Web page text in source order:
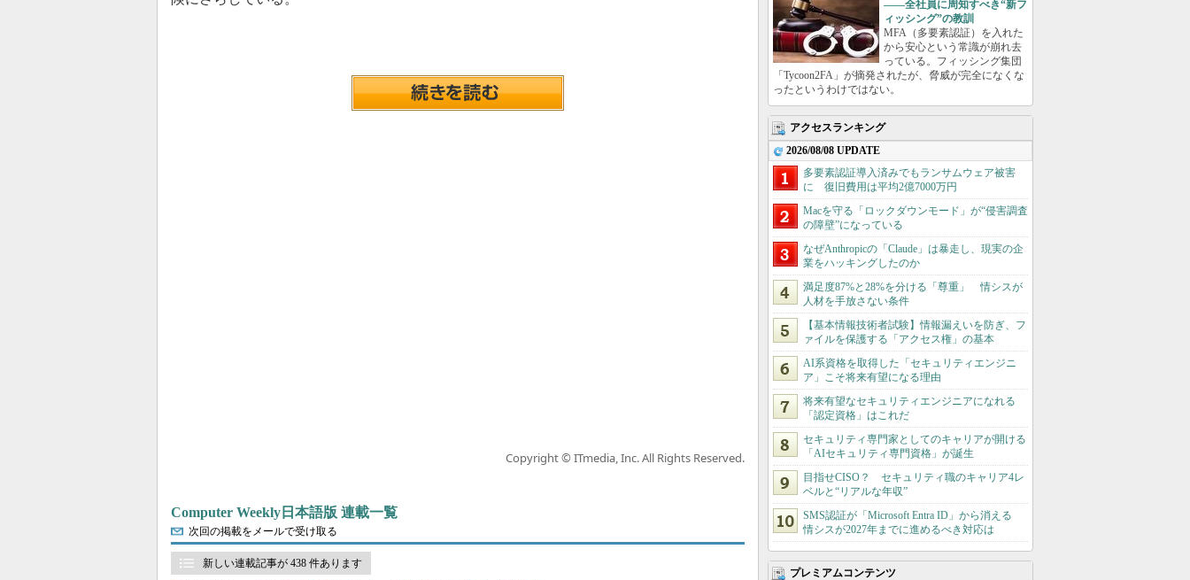
Copyright © ITmedia, Inc. All Rights Reserved.
Computer Weekly日本語版 連載一覧
次回の掲載をメールで受け取る
新しい連載記事が 438 件あります
――全社員に周知すべき“新フ
ィッシング”の教訓
MFA（多要素認証）を入れた
から安心という常識が崩れ去
っている。フィッシング集団
「Tycoon2FA」が摘発されたが、脅威が完全になくな
ったというわけではない。
アクセスランキング
2026/08/08 UPDATE
多要素認証導入済みでもランサムウェア被害
に 復旧費用は平均2億7000万円
Macを守る「ロックダウンモード」が“侵害調査
の障壁”になっている
なぜAnthropicの「Claude」は暴走し、現実の企
業をハッキングしたのか
満足度87%と28%を分ける「尊重」 情シスが
人材を手放さない条件
【基本情報技術者試験】情報漏えいを防ぎ、フ
ァイルを保護する「アクセス権」の基本
AI系資格を取得した「セキュリティエンジニ
ア」こそ将来有望になる理由
将来有望なセキュリティエンジニアになれる
「認定資格」はこれだ
セキュリティ専門家としてのキャリアが開ける
「AIセキュリティ専門資格」が誕生
目指せCISO？ セキュリティ職のキャリア4レ
ベルと“リアルな年収”
SMS認証が「Microsoft Entra ID」から消える
情シスが2027年までに進めるべき対応は
プレミアムコンテンツ